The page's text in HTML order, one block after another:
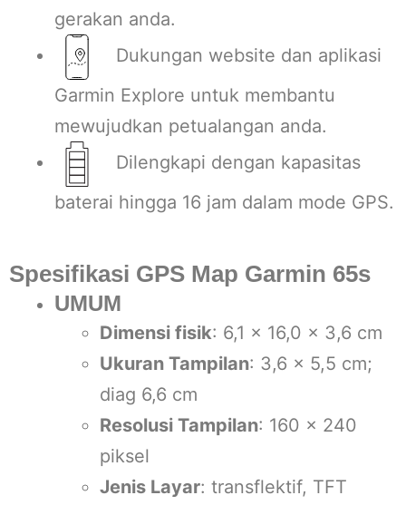
gerakan anda.
Dukungan website dan aplikasi
Garmin Explore untuk membantu
mewujudkan petualangan anda.
Dilengkapi dengan kapasitas
baterai hingga 16 jam dalam mode GPS.
Spesifikasi GPS Map Garmin 65s
UMUM
Dimensi fisik: 6,1 x 16,0 x 3,6 cm
Ukuran Tampilan: 3,6 x 5,5 cm;
diag 6,6 cm
Resolusi Tampilan: 160 x 240
piksel
Jenis Layar: transflektif, TFT